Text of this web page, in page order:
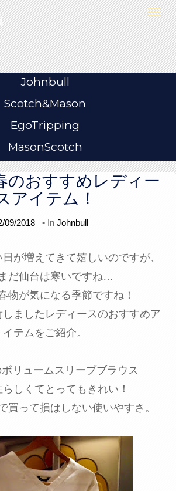
T
o
g
g
l
e
n
a
v
i
Johnbull
Scotch&Mason
EgoTripping
MasonScotch
のおすすめレディー
アイテム！
09/2018• In Johnbull
が増えてきて嬉しいのですが、
だ仙台は寒いですね…
物が気になる季節ですね！
ましたレディースのおすすめア
イテムをご紹介。
リュームスリーブブラウス
しくてとってもきれい！
買って損はしない使いやすさ。